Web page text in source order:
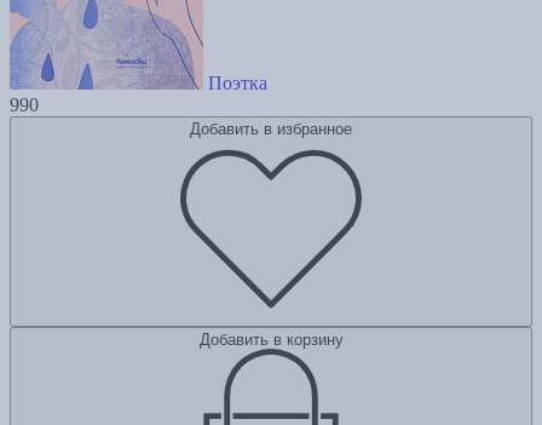
Поэтка
990
Добавить в избранное
Добавить в корзину